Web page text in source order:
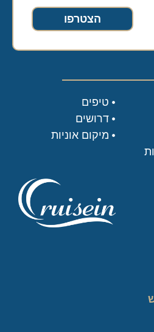
הצטרפו
טיפים
דרושים
מיקום אוניות